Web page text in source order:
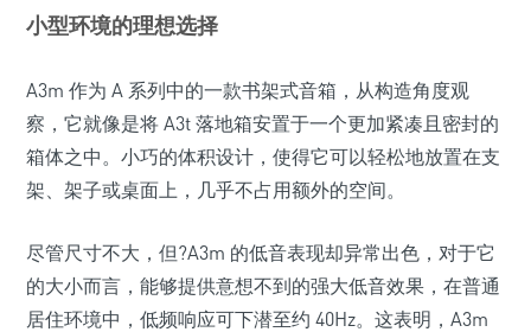
小型环境的理想选择
A3m 作为 A 系列中的一款书架式音箱，从构造角度观
察，它就像是将 A3t 落地箱安置于一个更加紧凑且密封的
箱体之中。小巧的体积设计，使得它可以轻松地放置在支
架、架子或桌面上，几乎不占用额外的空间。
尽管尺寸不大，但?A3m 的低音表现却异常出色，对于它
的大小而言，能够提供意想不到的强大低音效果，在普通
居住环境中，低频响应可下潜至约 40Hz。这表明，A3m